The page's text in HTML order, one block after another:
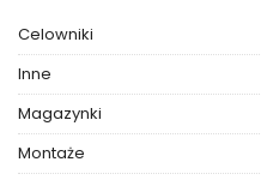
Celowniki
Inne
Magazynki
Montaże